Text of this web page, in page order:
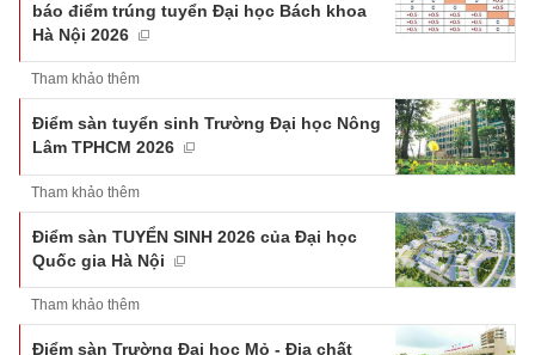
báo điểm trúng tuyển Đại học Bách khoa
Hà Nội 2026
Tham khảo thêm
Điểm sàn tuyển sinh Trường Đại học Nông
Lâm TPHCM 2026
Tham khảo thêm
Điểm sàn TUYỂN SINH 2026 của Đại học
Quốc gia Hà Nội
Tham khảo thêm
Điểm sàn Trường Đại học Mỏ - Địa chất